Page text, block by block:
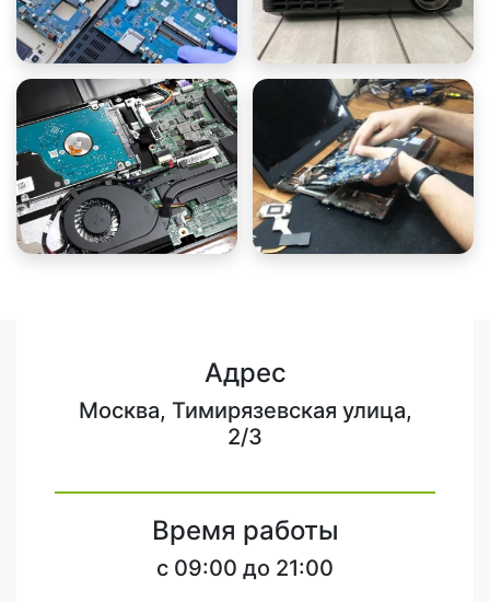
Адрес
Москва, Тимирязевская улица,
2/3
Время работы
c 09:00 до 21:00